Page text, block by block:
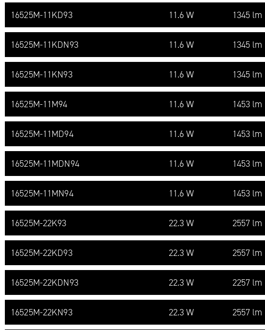
16525M-​11KD93 11.6 W 1345 lm
16525M-​11KDN93 11.6 W 1345 lm
16525M-​11KN93 11.6 W 1345 lm
16525M-​11M94 11.6 W 1453 lm
16525M-​11MD94 11.6 W 1453 lm
16525M-​11MDN94 11.6 W 1453 lm
16525M-​11MN94 11.6 W 1453 lm
16525M-​22K93 22.3 W 2557 lm
16525M-​22KD93 22.3 W 2557 lm
16525M-​22KDN93 22.3 W 2257 lm
16525M-​22KN93 22.3 W 2557 lm